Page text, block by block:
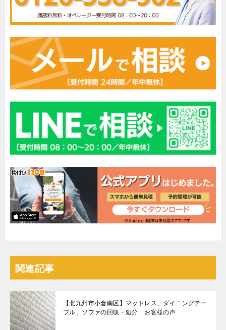
関連記事
【北九州市小倉南区】マットレス、ダイニングテー
ブル、ソファの回収・処分 お客様の声